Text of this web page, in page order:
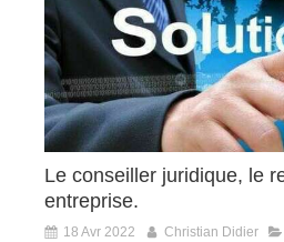
Le conseiller juridique, le
entreprise.
18 Avr 2022 Christian Didier